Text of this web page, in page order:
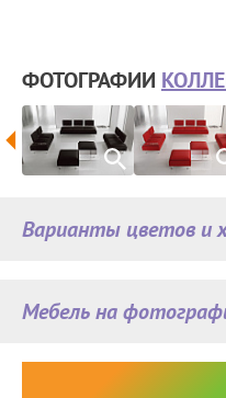
ФОТОГРАФИИ
Мебель на
Варианты цветов и